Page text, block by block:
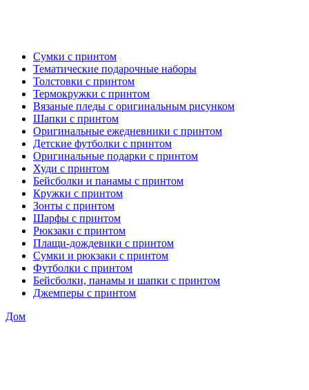
Сумки с принтом
Тематические подарочные наборы
Толстовки с принтом
Термокружки с принтом
Вязаные пледы с оригинальным рисунком
Шапки с принтом
Оригинальные ежедневники с принтом
Детские футболки с принтом
Оригинальные подарки с принтом
Худи с принтом
Бейсболки и панамы с принтом
Кружки с принтом
Зонты с принтом
Шарфы с принтом
Рюкзаки с принтом
Плащи-дождевики с принтом
Сумки и рюкзаки с принтом
Футболки с принтом
Бейсболки, панамы и шапки с принтом
Джемперы с принтом
Дом